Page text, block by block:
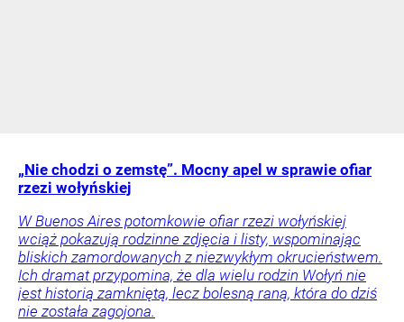
„Nie chodzi o zemstę”. Mocny apel w sprawie ofiar
rzezi wołyńskiej
W Buenos Aires potomkowie ofiar rzezi wołyńskiej
wciąż pokazują rodzinne zdjęcia i listy, wspominając
bliskich zamordowanych z niezwykłym okrucieństwem.
Ich dramat przypomina, że dla wielu rodzin Wołyń nie
jest historią zamkniętą, lecz bolesną raną, która do dziś
nie została zagojona.